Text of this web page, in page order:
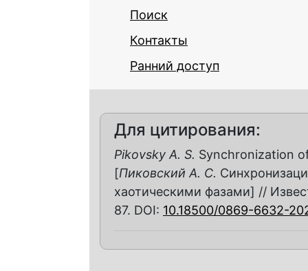
Поиск
Контакты
Ранний доступ
Для цитирования:
Pikovsky A. S. Synchronization
[Пиковский А. С.
хаотическими фазами] //
87. DOI: 10.18500/0869-6632-